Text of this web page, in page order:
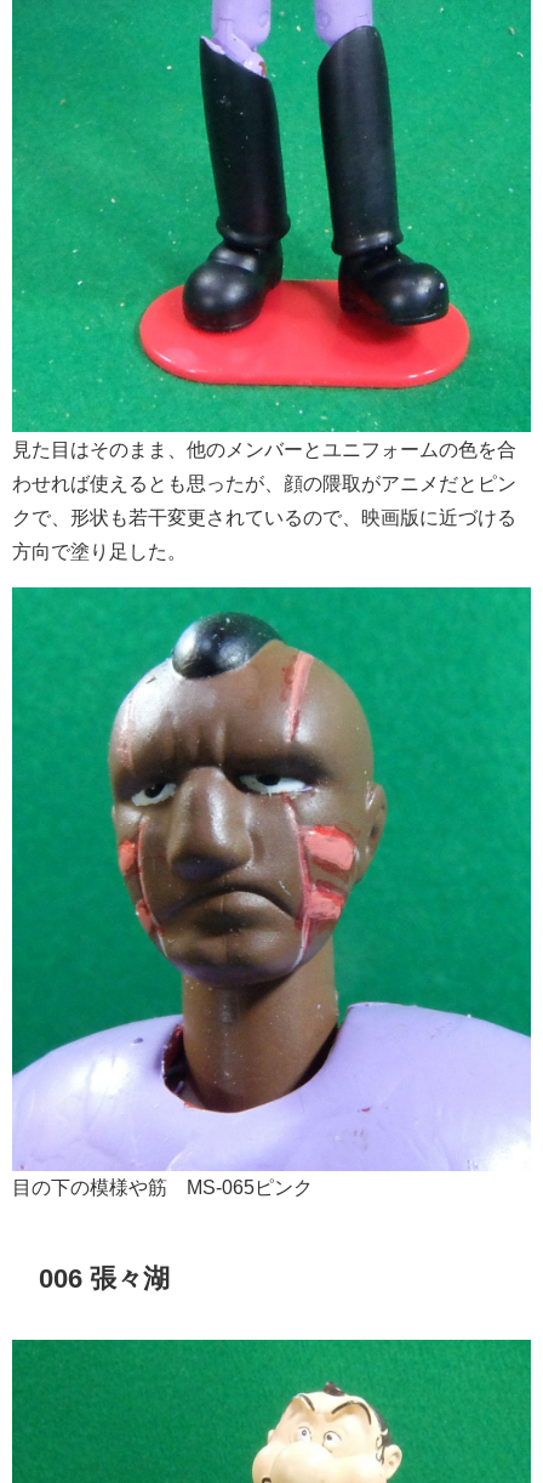
見た目はそのまま、他のメンバーとユニフォームの色を合
わせれば使えるとも思ったが、顔の隈取がアニメだとピン
クで、形状も若干変更されているので、映画版に近づける
方向で塗り足した。
目の下の模様や筋 MS-065ピンク
006 張々湖